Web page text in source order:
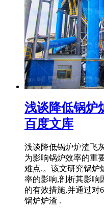
浅谈降低锅炉
百度文库
浅谈降低锅炉炉渣飞
为影响锅炉效率的重
难点.。该文研究锅炉
率的影响,剖析其影响
的有效措施,并通过对
锅炉炉渣 .